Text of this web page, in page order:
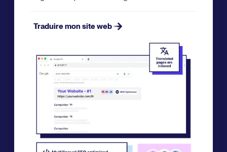
Traduire mon site web